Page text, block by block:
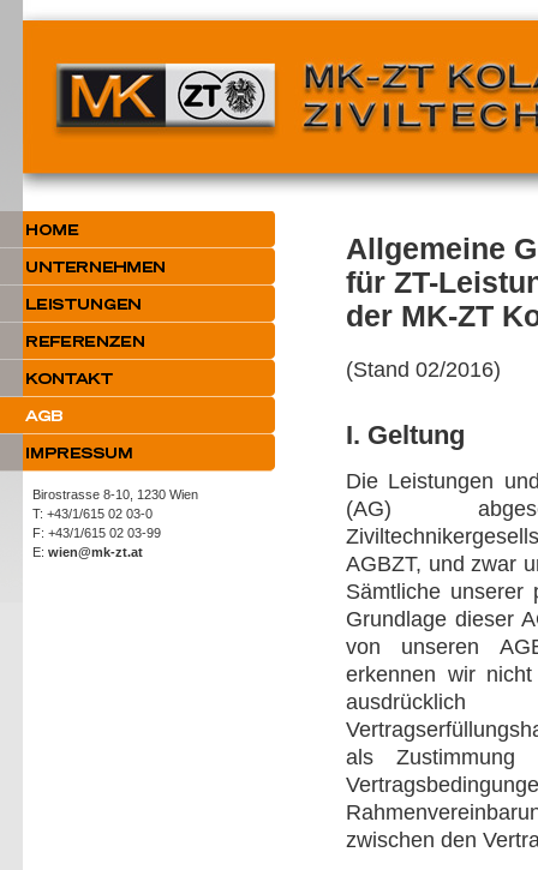
Birostrasse 8-10, 1230 Wien
T: +43/1/615 02 03-0
F: +43/1/615 02 03-99
E: wien@mk-zt.at
Allgemeine
für ZT-
der MK-ZT
(Stand 02/2016)
I. Geltung
Die Leistungen
(AG)
AGBZT, und zwar
Sämtliche unserer
Grundlage dieser
von unseren
erkennen wir
als Zustimmung
zwischen den